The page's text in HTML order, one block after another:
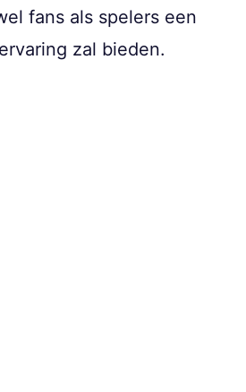
fans als spelers een
zal bieden.